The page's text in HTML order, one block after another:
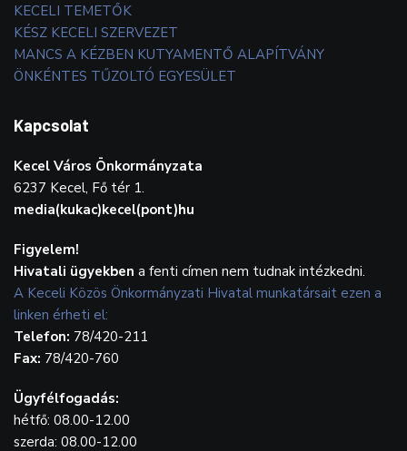
KECELI TEMETŐK
KÉSZ KECELI SZERVEZET
MANCS A KÉZBEN KUTYAMENTŐ ALAPÍTVÁNY
ÖNKÉNTES TŰZOLTÓ EGYESÜLET
Kapcsolat
Kecel Város Önkormányzata
6237 Kecel, Fő tér 1.
media(kukac)kecel(pont)hu
Figyelem!
Hivatali ügyekben a fenti címen nem tudnak intézkedni.
A Keceli Közös Önkormányzati Hivatal munkatársait ezen a
linken érheti el:
Telefon: 78/420-211
Fax: 78/420-760
Ügyfélfogadás:
hétfő: 08.00-12.00
szerda: 08.00-12.00